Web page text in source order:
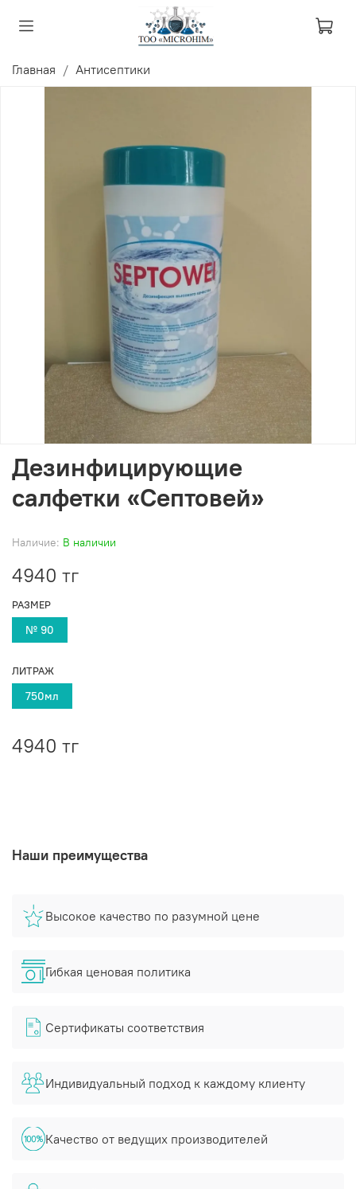
Главная Антисептики
Наличие: В наличии
Дезинфицирующие
салфетки «Септовей»
4940 тг
4940 тг
РАЗМЕР
№ 90
ЛИТРАЖ
750мл
Наши преимущества
Высокое качество по разумной цене
Гибкая ценовая политика
Сертификаты соответствия
Индивидуальный подход к каждому клиенту
Качество от ведущих производителей